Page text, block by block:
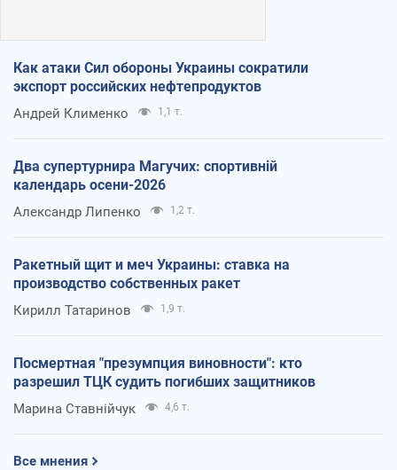
Как атаки Сил обороны Украины сократили
экспорт российских нефтепродуктов
Андрей Клименко 1,1 т.
Два супертурнира Магучих: спортивній
календарь осени-2026
Александр Липенко 1,2 т.
Ракетный щит и меч Украины: ставка на
производство собственных ракет
Кирилл Татаринов 1,9 т.
Посмертная "презумпция виновности": кто
разрешил ТЦК судить погибших защитников
Марина Ставнійчук 4,6 т.
Все мнения